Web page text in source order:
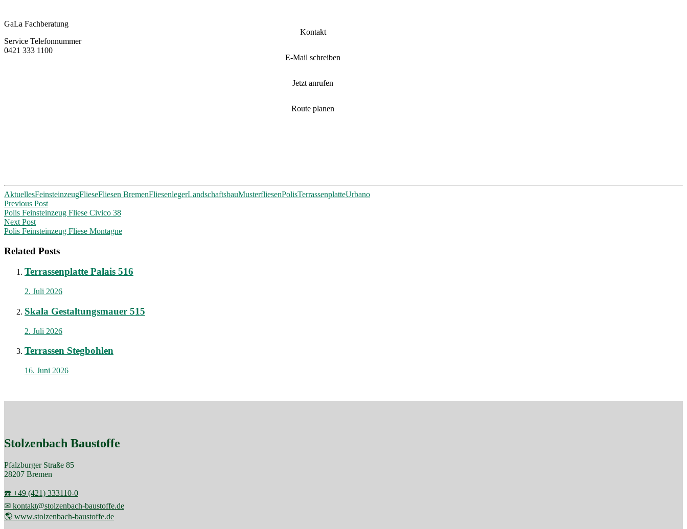
GaLa Fachberatung
Service Telefonnummer
0421 333 1100
Kontakt
E-Mail schreiben
Jetzt anrufen
Route planen
AktuellesFeinsteinzeugFlieseFliesen BremenFliesenlegerLandschaftsbauMusterfliesenPolisTerrassenplatteUrbano
Post
navigation
Previous Post
Polis Feinsteinzeug Fliese Civico 38
Next Post
Polis Feinsteinzeug Fliese Montagne
Related Posts
Terrassenplatte Palais 516
2. Juli 2026
Skala Gestaltungsmauer 515
2. Juli 2026
Terrassen Stegbohlen
16. Juni 2026
Stolzenbach Baustoffe
Pfalzburger Straße 85
28207 Bremen
☎️ +49 (421) 333110-0
✉ kontakt@stolzenbach-baustoffe.de
🌎 www.stolzenbach-baustoffe.de